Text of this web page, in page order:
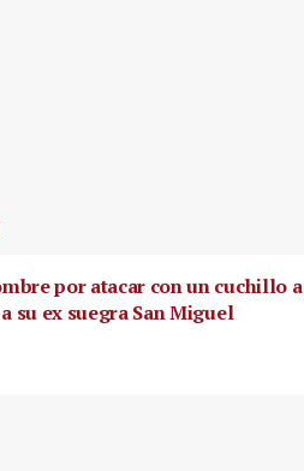
por atacar con un cuchillo a
su ex suegra San Miguel